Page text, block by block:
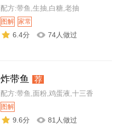
配方:带鱼,生抽,白糖,老抽
图解 家常
6.4分 74人做过
炸带鱼 荐
配方:带鱼,面粉,鸡蛋液,十三香
图解
9.6分 81人做过